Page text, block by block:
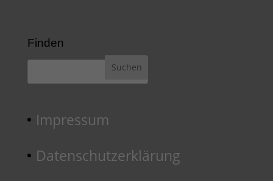
Finden
Impressum
Datenschutzerklärung